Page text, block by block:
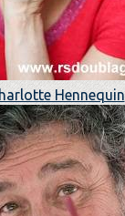
Hennequin